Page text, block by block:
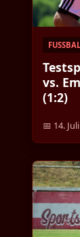
vs.
(1:2)
📅 14.